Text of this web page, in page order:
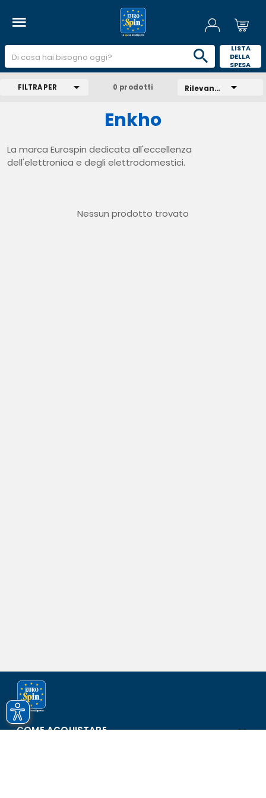
LISTA
DELLA
SPESA
FILTRA PER 0 prodotti Rilevanza
Enkho
La marca Eurospin dedicata all'eccellenza
dell'elettronica e degli elettrodomestici.
Nessun prodotto trovato
COME ACQUISTARE